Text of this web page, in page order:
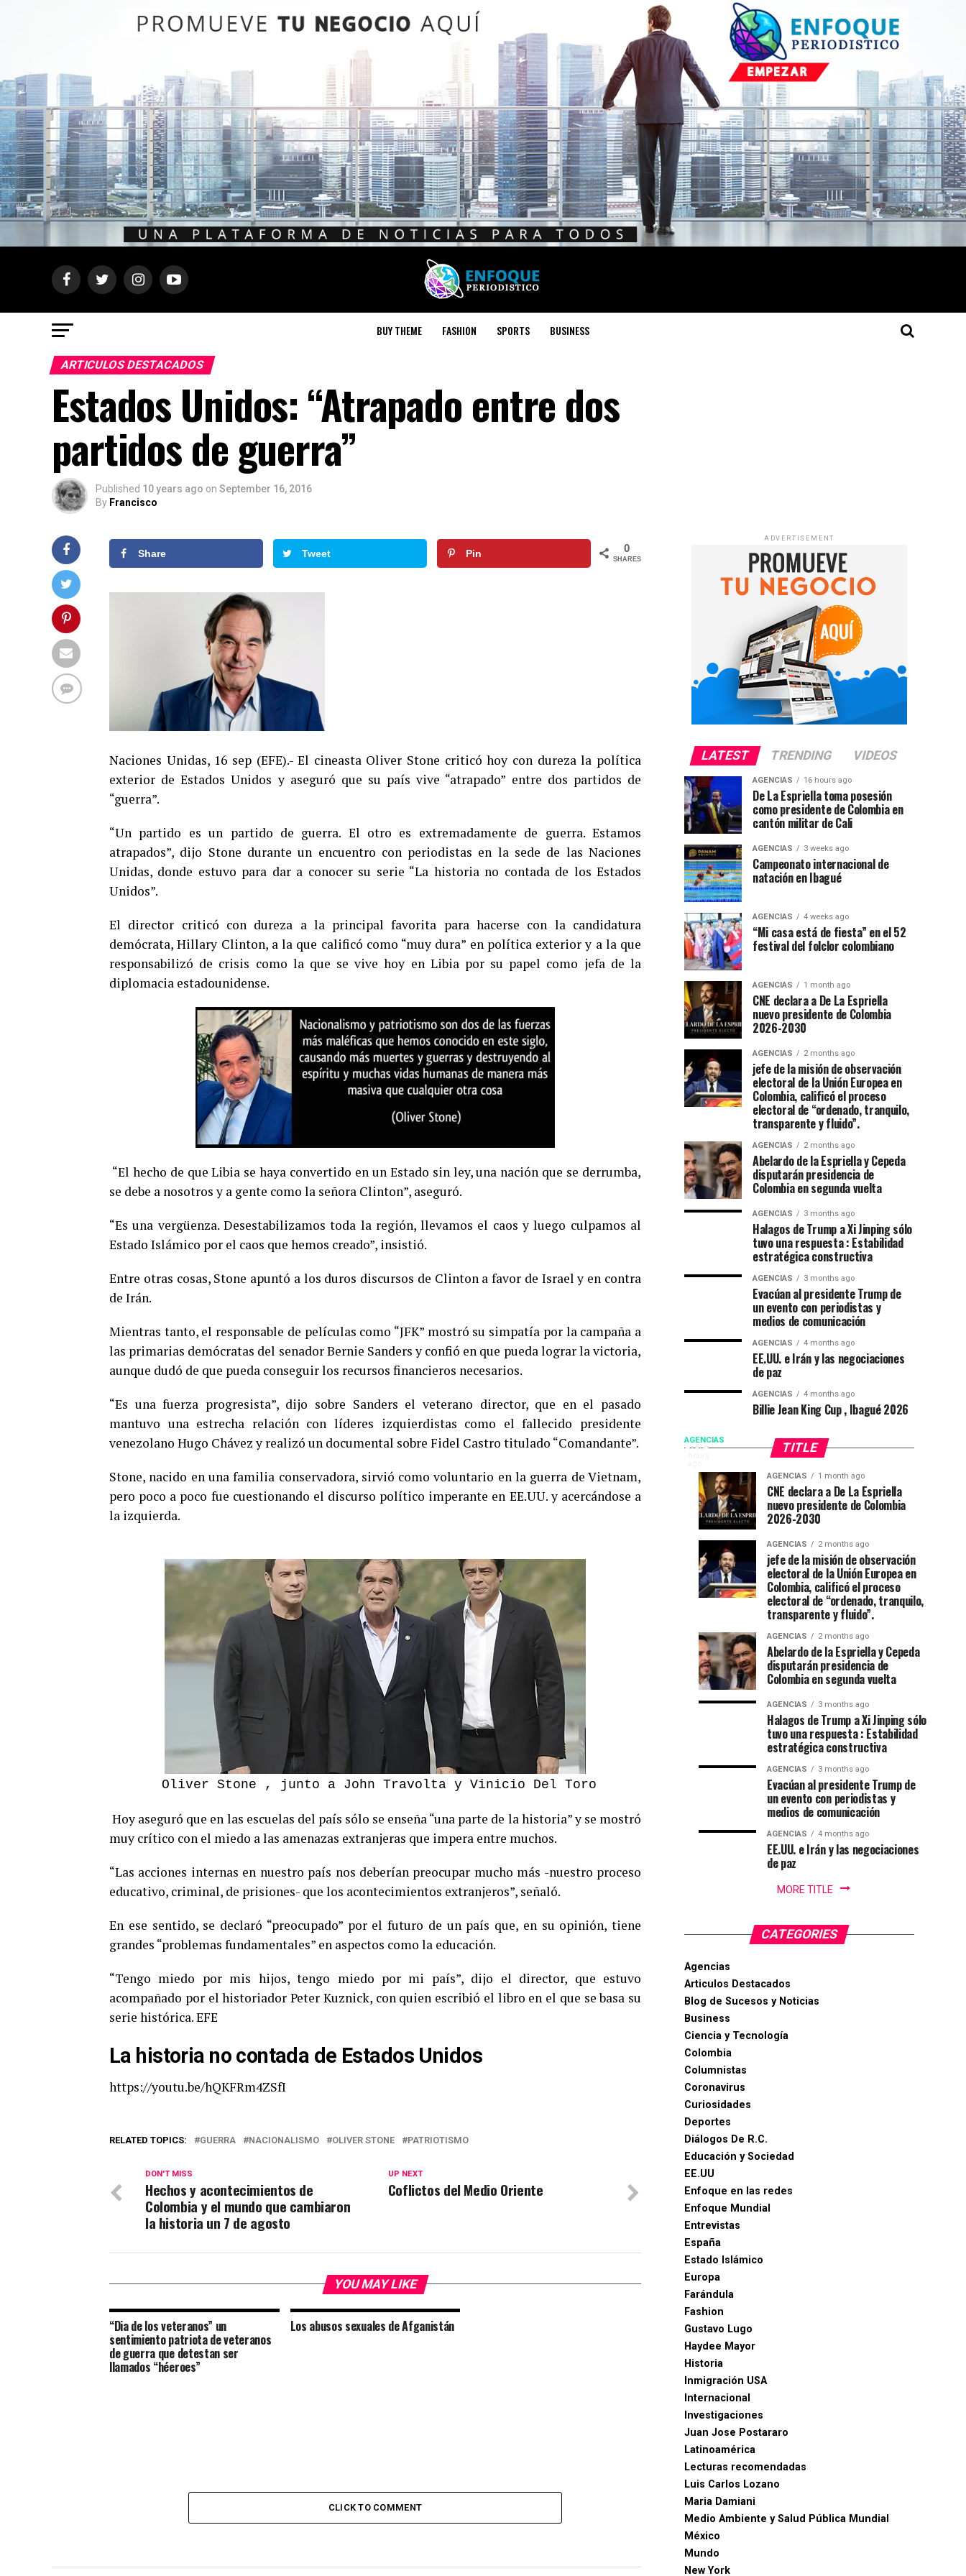
BUY THEME FASHION SPORTS BUSINESS
ARTICULOS DESTACADOS
Estados Unidos: “Atrapado entre dos
partidos de guerra”
Published 10 years ago on September 16, 2016
By Francisco
Share Tweet Pin 0
SHARES
Naciones Unidas, 16 sep (EFE).- El cineasta Oliver Stone criticó hoy con dureza la política
exterior de Estados Unidos y aseguró que su país vive “atrapado” entre dos partidos de
“guerra”.
“Un partido es un partido de guerra. El otro es extremadamente de guerra. Estamos
atrapados”, dijo Stone durante un encuentro con periodistas en la sede de las Naciones
Unidas, donde estuvo para dar a conocer su serie “La historia no contada de los Estados
Unidos”.
El director criticó con dureza a la principal favorita para hacerse con la candidatura
demócrata, Hillary Clinton, a la que calificó como “muy dura” en política exterior y a la que
responsabilizó de crisis como la que se vive hoy en Libia por su papel como jefa de la
diplomacia estadounidense.
“El hecho de que Libia se haya convertido en un Estado sin ley, una nación que se derrumba,
se debe a nosotros y a gente como la señora Clinton”, aseguró.
“Es una vergüenza. Desestabilizamos toda la región, llevamos el caos y luego culpamos al
Estado Islámico por el caos que hemos creado”, insistió.
Entre otras cosas, Stone apuntó a los duros discursos de Clinton a favor de Israel y en contra
de Irán.
Mientras tanto, el responsable de películas como “JFK” mostró su simpatía por la campaña a
las primarias demócratas del senador Bernie Sanders y confió en que pueda lograr la victoria,
aunque dudó de que pueda conseguir los recursos financieros necesarios.
“Es una fuerza progresista”, dijo sobre Sanders el veterano director, que en el pasado
mantuvo una estrecha relación con líderes izquierdistas como el fallecido presidente
venezolano Hugo Chávez y realizó un documental sobre Fidel Castro titulado “Comandante”.
Stone, nacido en una familia conservadora, sirvió como voluntario en la guerra de Vietnam,
pero poco a poco fue cuestionando el discurso político imperante en EE.UU. y acercándose a
la izquierda.
Oliver Stone , junto a John Travolta y Vinicio Del Toro
Hoy aseguró que en las escuelas del país sólo se enseña “una parte de la historia” y se mostró
muy crítico con el miedo a las amenazas extranjeras que impera entre muchos.
“Las acciones internas en nuestro país nos deberían preocupar mucho más -nuestro proceso
educativo, criminal, de prisiones- que los acontecimientos extranjeros”, señaló.
En ese sentido, se declaró “preocupado” por el futuro de un país que, en su opinión, tiene
grandes “problemas fundamentales” en aspectos como la educación.
“Tengo miedo por mis hijos, tengo miedo por mi país”, dijo el director, que estuvo
acompañado por el historiador Peter Kuznick, con quien escribió el libro en el que se basa su
serie histórica. EFE
La historia no contada de Estados Unidos
https://youtu.be/hQKFRm4ZSfI
RELATED TOPICS: GUERRA NACIONALISMO OLIVER STONE PATRIOTISMO
UP NEXT
Coflictos del Medio Oriente
DON'T MISS
Hechos y acontecimientos de
Colombia y el mundo que cambiaron
la historia un 7 de agosto
YOU MAY LIKE
“Dia de los veteranos” un
sentimiento patriota de veteranos
de guerra que detestan ser
llamados “héeroes”
Los abusos sexuales de Afganistán
CLICK TO COMMENT
ADVERTISEMENT
LATEST TRENDING VIDEOS
AGENCIAS 16 hours ago
De La Espriella toma posesión
como presidente de Colombia en
cantón militar de Cali
AGENCIAS 3 weeks ago
Campeonato internacional de
natación en Ibagué
AGENCIAS 4 weeks ago
“Mi casa está de fiesta” en el 52
festival del folclor colombiano
AGENCIAS 1 month ago
CNE declara a De La Espriella
nuevo presidente de Colombia
2026-2030
AGENCIAS 2 months ago
jefe de la misión de observación
electoral de la Unión Europea en
Colombia, calificó el proceso
electoral de “ordenado, tranquilo,
transparente y fluido”.
AGENCIAS 2 months ago
Abelardo de la Espriella y Cepeda
disputarán presidencia de
Colombia en segunda vuelta
AGENCIAS 3 months ago
Halagos de Trump a Xi Jinping sólo
tuvo una respuesta : Estabilidad
estratégica constructiva
AGENCIAS 3 months ago
Evacúan al presidente Trump de
un evento con periodistas y
medios de comunicación
AGENCIAS 4 months ago
EE.UU. e Irán y las negociaciones
de paz
AGENCIAS 4 months ago
Billie Jean King Cup , Ibagué 2026
TITLE
AGENCIAS
16
De
La
Espriella
toma
posesión
presidente
de
Colombia
cantón
de
EP
NEWS
posesión
presidencial
Colombia
recuperación
del
orden
lucha
AGENCIAS
3
weeks
ago
Campeonato
internacional
natación
Ibagué
AGENCIAS
4
weeks
ago
“Mi
casa
está
fiesta”
festival
del
folclor
colombiano
AGENCIAS 1 month ago
CNE declara a De La Espriella
nuevo presidente de Colombia
2026-2030
AGENCIAS 2 months ago
jefe de la misión de observación
electoral de la Unión Europea en
Colombia, calificó el proceso
electoral de “ordenado, tranquilo,
transparente y fluido”.
AGENCIAS 2 months ago
Abelardo de la Espriella y Cepeda
disputarán presidencia de
Colombia en segunda vuelta
AGENCIAS 3 months ago
Halagos de Trump a Xi Jinping sólo
tuvo una respuesta : Estabilidad
estratégica constructiva
AGENCIAS 3 months ago
Evacúan al presidente Trump de
un evento con periodistas y
medios de comunicación
AGENCIAS 4 months ago
EE.UU. e Irán y las negociaciones
de paz
MORE TITLE
CATEGORIES
Agencias
Articulos Destacados
Blog de Sucesos y Noticias
Business
Ciencia y Tecnología
Colombia
Columnistas
Coronavirus
Curiosidades
Deportes
Diálogos De R.C.
Educación y Sociedad
EE.UU
Enfoque en las redes
Enfoque Mundial
Entrevistas
España
Estado Islámico
Europa
Farándula
Fashion
Gustavo Lugo
Haydee Mayor
Historia
Inmigración USA
Internacional
Investigaciones
Juan Jose Postararo
Latinoamérica
Lecturas recomendadas
Luis Carlos Lozano
Maria Damiani
Medio Ambiente y Salud Pública Mundial
México
Mundo
New York